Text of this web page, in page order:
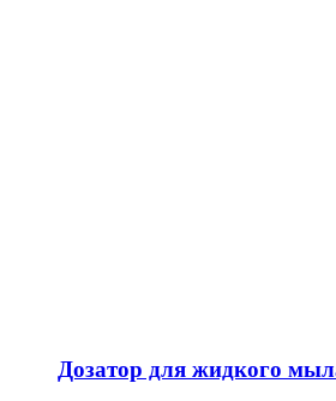
Дозатор для жидкого